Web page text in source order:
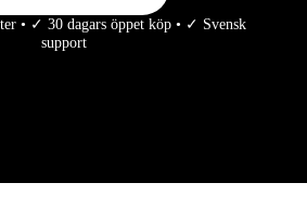
• ✓ 30 dagars öppet köp • ✓ Svensk
support